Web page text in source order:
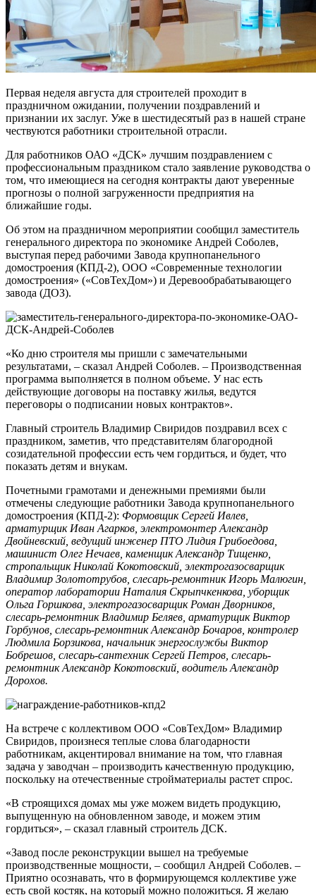
Первая неделя августа для строителей проходит в
праздничном ожидании, получении поздравлений и
признании их заслуг. Уже в шестидесятый раз в нашей стране
чествуются работники строительной отрасли.
Для работников ОАО «ДСК» лучшим поздравлением с
профессиональным праздником стало заявление руководства о
том, что имеющиеся на сегодня контракты дают уверенные
прогнозы о полной загруженности предприятия на
ближайшие годы.
Об этом на праздничном мероприятии сообщил заместитель
генерального директора по экономике Андрей Соболев,
выступая перед рабочими Завода крупнопанельного
домостроения (КПД-2), ООО «Современные технологии
домостроения» («СовТехДом») и Деревообрабатывающего
завода (ДОЗ).
«Ко дню строителя мы пришли с замечательными
результатами, – сказал Андрей Соболев. – Производственная
программа выполняется в полном объеме. У нас есть
действующие договоры на поставку жилья, ведутся
переговоры о подписании новых контрактов».
Главный строитель Владимир Свиридов поздравил всех с
праздником, заметив, что представителям благородной
созидательной профессии есть чем гордиться, и будет, что
показать детям и внукам.
Почетными грамотами и денежными премиями были
отмечены следующие работники Завода крупнопанельного
домостроения (КПД-2): Формовщик Сергей Ивлев,
арматурщик Иван Агарков, электромонтер Александр
Двойневский, ведущий инженер ПТО Лидия Грибоедова,
машинист Олег Нечаев, каменщик Александр Тищенко,
стропальщик Николай Кокотовский, электрогазосварщик
Владимир Золототрубов, слесарь-ремонтник Игорь Малюгин,
оператор лаборатории Наталия Скрыпчкенкова, уборщик
Ольга Горшкова, электрогазосварщик Роман Дворников,
слесарь-ремонтник Владимир Беляев, арматурщик Виктор
Горбунов, слесарь-ремонтник Александр Бочаров, контролер
Людмила Борзикова, начальник энергослужбы Виктор
Бобрешов, слесарь-сантехник Сергей Петров, слесарь-
ремонтник Александр Кокотовский, водитель Александр
Дорохов.
На встрече с коллективом ООО «СовТехДом» Владимир
Свиридов, произнеся теплые слова благодарности
работникам, акцентировал внимание на том, что главная
задача у заводчан – производить качественную продукцию,
поскольку на отечественные стройматериалы растет спрос.
«В строящихся домах мы уже можем видеть продукцию,
выпущенную на обновленном заводе, и можем этим
гордиться», – сказал главный строитель ДСК.
«Завод после реконструкции вышел на требуемые
производственные мощности, – сообщил Андрей Соболев. –
Приятно осознавать, что в формирующемся коллективе уже
есть свой костяк, на который можно положиться. Я желаю